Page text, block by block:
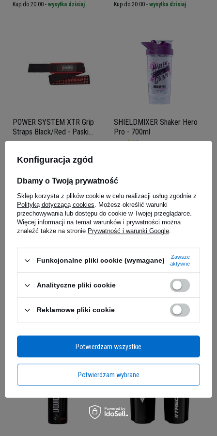
Kup do 20:00 - wysyłka dzisiaj Kup do 20:00 - wysyłka dzisiaj
POWER SYSTEM XTR Grip
Straps Black/Red - Paski
Treningowe
43,39 zł
SHIELDMIXER Shaker Hero
Pro - 700ml
5.00 (3)
SYNTRAX Aerobottle Primus
Steel - 946ml
24,49 zł
Kup do 20:00 -wysyłka dzisiaj
TREC Liquid Chalk - 100ml
21,79 zł
Kup do 20:00 -wysyłka dzisiaj
Konfiguracja zgód
Dbamy o Twoją prywatność
Sklep korzysta z plików cookie w celu realizacji usług zgodnie z
Polityką dotyczącą cookies. Możesz określić warunki
przechowywania lub dostępu do cookie w Twojej przeglądarce.
Więcej informacji na temat warunków i prywatności można
znaleźć także na stronie Prywatność i warunki Google.
Funkcjonalne pliki cookie (wymagane)
Zawsze
aktywne
Analityczne pliki cookie
Reklamowe pliki cookie
Potwierdzam wybrane
Potwierdzam wszystkie